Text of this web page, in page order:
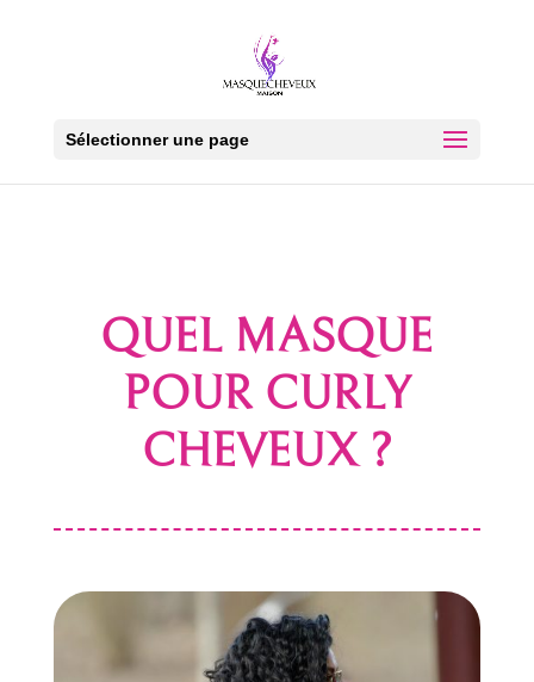
Sélectionner une page
QUEL MASQUE
POUR CURLY
CHEVEUX ?